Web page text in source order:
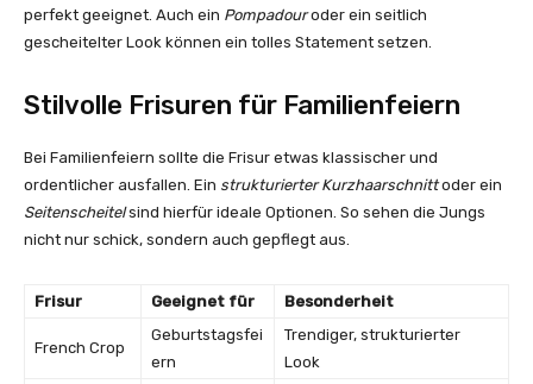
perfekt geeignet. Auch ein Pompadouroder ein seitlich
gescheitelter Look können ein tolles Statement setzen.
Stilvolle Frisuren für Familienfeiern
Bei Familienfeiern sollte die Frisur etwas klassischer und
ordentlicher ausfallen. Ein strukturierter Kurzhaarschnittoder ein
Seitenscheitelsind hierfür ideale Optionen. So sehen die Jungs
nicht nur schick, sondern auch gepflegt aus.
Frisur Geeignet für Besonderheit
French Crop
Geburtstagsfei
ern
Trendiger, strukturierter
Look